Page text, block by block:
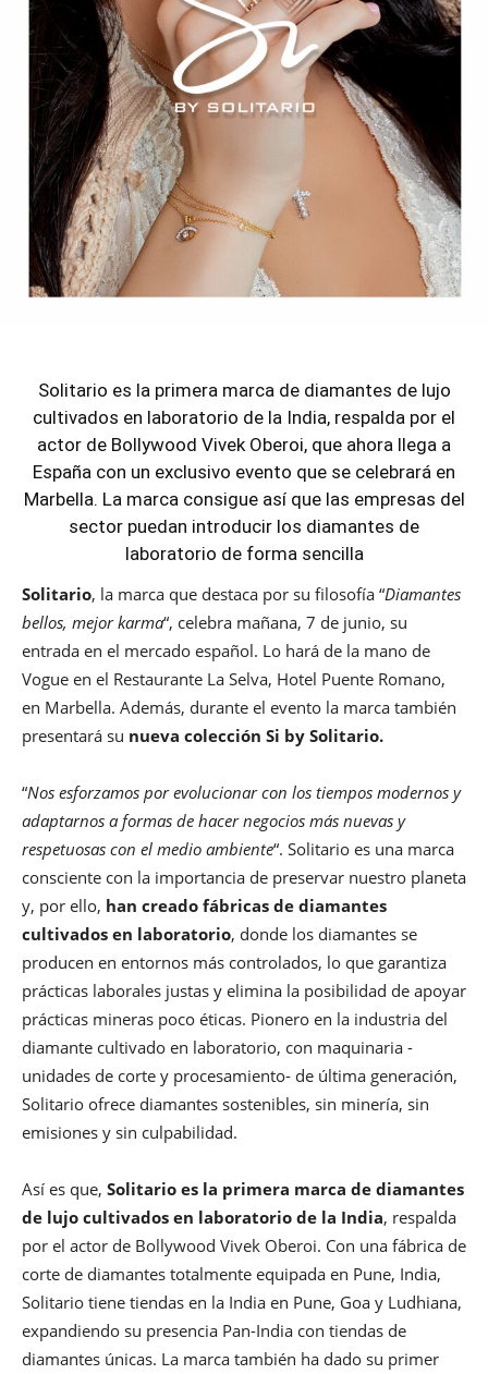
Solitario es la primera marca de diamantes de lujo
cultivados en laboratorio de la India, respalda por el
actor de Bollywood Vivek Oberoi, que ahora llega a
España con un exclusivo evento que se celebrará en
Marbella. La marca consigue así que las empresas del
sector puedan introducir los diamantes de
laboratorio de forma sencilla
Solitario, la marca que destaca por su filosofía “Diamantes
bellos, mejor karma“, celebra mañana, 7 de junio, su
entrada en el mercado español. Lo hará de la mano de
Vogue en el Restaurante La Selva, Hotel Puente Romano,
en Marbella. Además, durante el evento la marca también
presentará su nueva colección Si by Solitario.
“Nos esforzamos por evolucionar con los tiempos modernos y
adaptarnos a formas de hacer negocios más nuevas y
respetuosas con el medio ambiente“. Solitario es una marca
consciente con la importancia de preservar nuestro planeta
y, por ello, han creado fábricas de diamantes
cultivados en laboratorio, donde los diamantes se
producen en entornos más controlados, lo que garantiza
prácticas laborales justas y elimina la posibilidad de apoyar
prácticas mineras poco éticas. Pionero en la industria del
diamante cultivado en laboratorio, con maquinaria -
unidades de corte y procesamiento- de última generación,
Solitario ofrece diamantes sostenibles, sin minería, sin
emisiones y sin culpabilidad.
Así es que, Solitario es la primera marca de diamantes
de lujo cultivados en laboratorio de la India, respalda
por el actor de Bollywood Vivek Oberoi. Con una fábrica de
corte de diamantes totalmente equipada en Pune, India,
Solitario tiene tiendas en la India en Pune, Goa y Ludhiana,
expandiendo su presencia Pan-India con tiendas de
diamantes únicas. La marca también ha dado su primer